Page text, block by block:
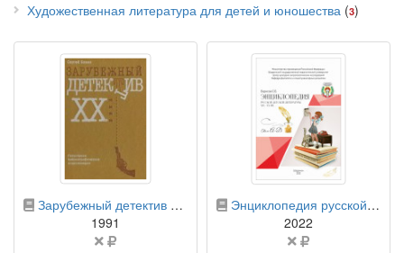
Художественная литература для детей и юношества (3)
бумажная книга
Зарубежный детектив XX века (в русских переводах): популярная библиографическая энциклопедия
1991
Цена
бумажная книга
Энциклопедия русской детской литературы XIX–XX вв. В 6 томах. Том 1. А — Д
2022
Цена